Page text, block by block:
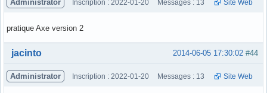
Administrator Inscription : 2022-01-20 Messages : 13 Site Web
pratique Axe version 2
Hors ligne #44
2014-06-05 17:30:02
jacinto
Administrator Inscription : 2022-01-20 Messages : 13 Site Web